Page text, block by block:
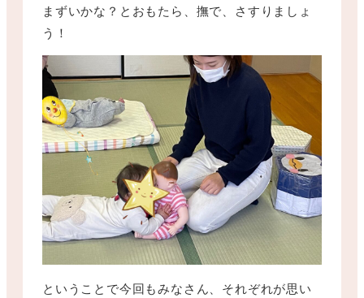
まずいかな？とおもたら、撫で、さすりましょ
う！
ということで今回もみなさん、それぞれが思い